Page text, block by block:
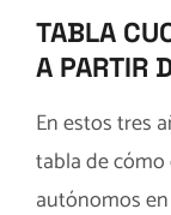
TABLA
A PARTIR
En estos tres
tabla de cómo
autónomos